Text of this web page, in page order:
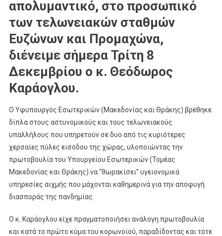
απολυμαντικό, στο προσωπικό
των τελωνειακών σταθμών
Ευζώνων και Προμαχώνα,
διένειμε σήμερα Τρίτη 8
Δεκεμβρίου ο κ. Θεόδωρος
Καράογλου.
Ο Υφυπουργός Εσωτερικών (Μακεδονίας και Θράκης) βρέθηκε
δίπλα στους αστυνομικούς και τους τελωνειακούς
υπαλλήλους που υπηρετούν σε δυο από τις κυριότερες
χερσαίες πύλες εισόδου της χώρας, υλοποιώντας την
πρωτοβουλία του Υπουργείου Εσωτερικών (Τομέας
Μακεδονίας και Θράκης) να “θωρακίσει” υγειονομικά
υπηρεσίες αιχμής που μάχονται καθημερινά για την αποφυγή
διασποράς της πανδημίας.
O κ. Καράογλου είχε πραγματοποιήσει ανάλογη πρωτοβουλία
και κατά το πρώτο κύμα του κορωνοϊού, παραδίδοντας και τότε